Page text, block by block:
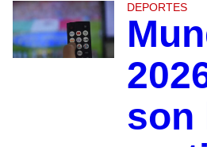
DEPORTES
son